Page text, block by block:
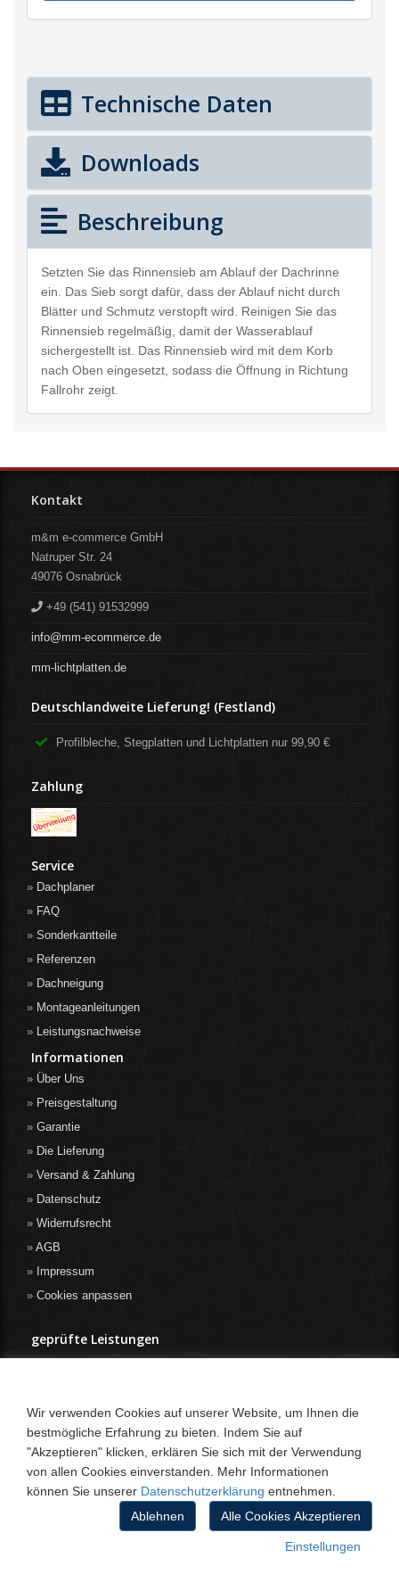
Technische Daten
Downloads
Beschreibung
Setzten Sie das Rinnensieb am Ablauf der Dachrinne
ein. Das Sieb sorgt dafür, dass der Ablauf nicht durch
Blätter und Schmutz verstopft wird. Reinigen Sie das
Rinnensieb regelmäßig, damit der Wasserablauf
sichergestellt ist. Das Rinnensieb wird mit dem Korb
nach Oben eingesetzt, sodass die Öffnung in Richtung
Fallrohr zeigt.
Kontakt
m&m e-commerce GmbH
Natruper Str. 24
49076 Osnabrück
+49 (541) 91532999
info@mm-ecommerce.de
mm-lichtplatten.de
Deutschlandweite Lieferung! (Festland)
Profilbleche, Stegplatten und Lichtplatten nur 99,90 €
Zahlung
Service
Dachplaner
FAQ
Sonderkantteile
Referenzen
Dachneigung
Montageanleitungen
Leistungsnachweise
Informationen
Über Uns
Preisgestaltung
Garantie
Die Lieferung
Versand & Zahlung
Datenschutz
Widerrufsrecht
AGB
Impressum
Cookies anpassen
geprüfte Leistungen
Wir verwenden Cookies auf unserer Website, um Ihnen die
bestmögliche Erfahrung zu bieten. Indem Sie auf
"Akzeptieren" klicken, erklären Sie sich mit der Verwendung
von allen Cookies einverstanden. Mehr Informationen
können Sie unserer Datenschutzerklärung entnehmen.
Alle Cookies Akzeptieren
Ablehnen
Einstellungen